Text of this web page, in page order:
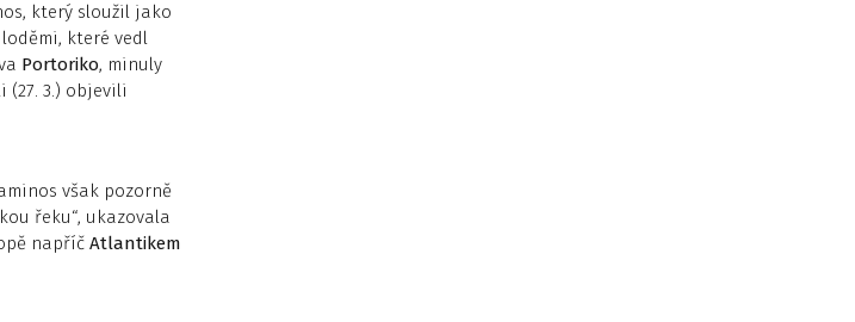
který sloužil jako
které vedl
Portoriko, minuly
(27. 3.) objevili
však pozorně
řeku“, ukazovala
napříč Atlantikem